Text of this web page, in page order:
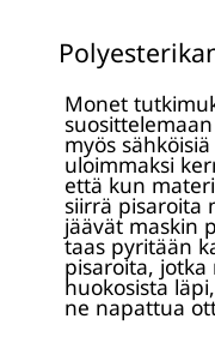
Monet
myös sähköisiä
uloimmaksi
että kun
siirrä pisaroita
jäävät maskin
taas pyritään
pisaroita,
huokosista
ne napattua